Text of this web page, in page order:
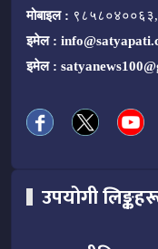
मोबाइल : ९८५८०४००६३,
इमेल :
इमेल :
उपयोगी